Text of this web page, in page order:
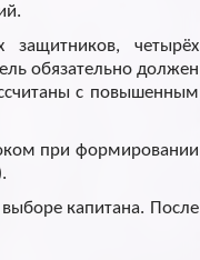
четырёх
обязательно должен
с повышенным
при формировании
капитана. После